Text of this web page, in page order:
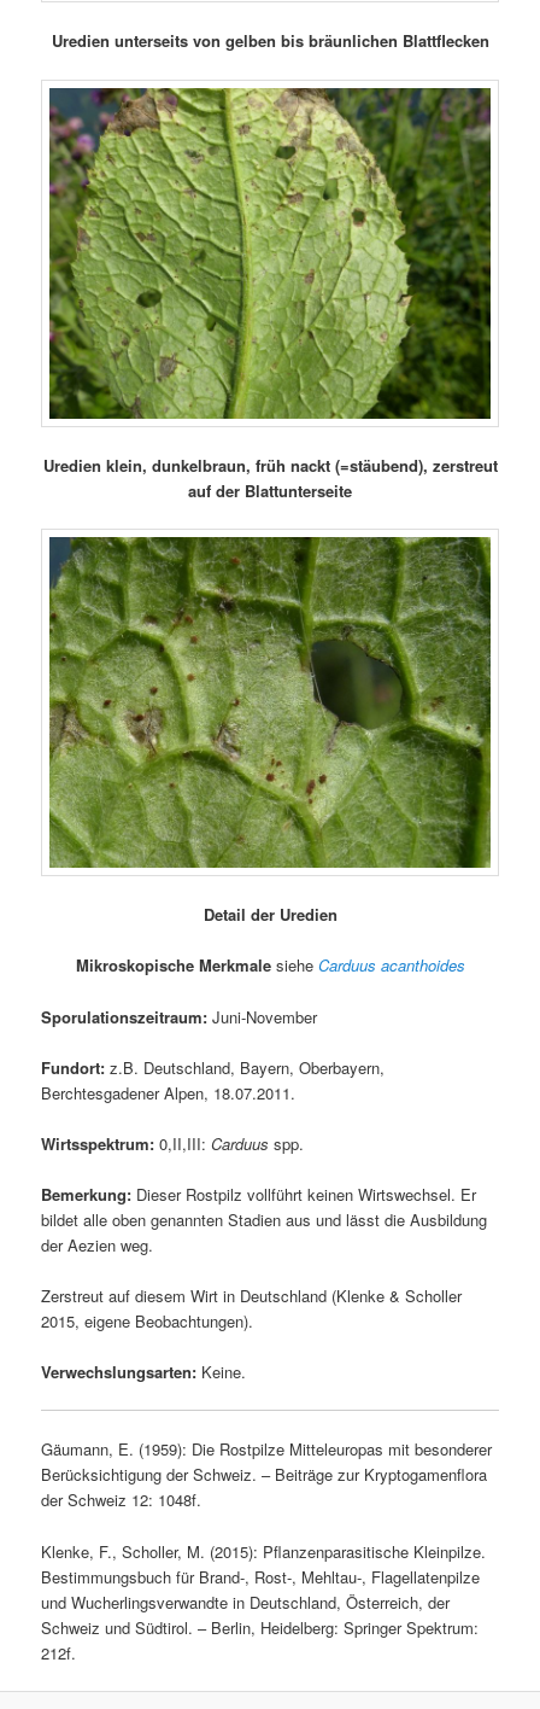
Uredien unterseits von gelben bis bräunlichen Blattflecken
Uredien klein, dunkelbraun, früh nackt (=stäubend), zerstreut
auf der Blattunterseite
Detail der Uredien
Mikroskopische Merkmale siehe Carduus acanthoides
Sporulationszeitraum: Juni-November
Fundort: z.B. Deutschland, Bayern, Oberbayern,
Berchtesgadener Alpen, 18.07.2011.
Wirtsspektrum:0,II,III:Carduusspp.
Bemerkung: Dieser Rostpilz vollführt keinen Wirtswechsel. Er
bildet alle oben genannten Stadien aus und lässt die Ausbildung
der Aezien weg.
Zerstreut auf diesem Wirt in Deutschland (Klenke & Scholler
2015, eigene Beobachtungen).
Verwechslungsarten: Keine.
Gäumann, E. (1959): Die Rostpilze Mitteleuropas mit besonderer
Berücksichtigung der Schweiz. – Beiträge zur Kryptogamenflora
der Schweiz 12: 1048f.
Klenke, F., Scholler, M. (2015): Pflanzenparasitische Kleinpilze.
Bestimmungsbuch für Brand-, Rost-, Mehltau-, Flagellatenpilze
und Wucherlingsverwandte in Deutschland, Österreich, der
Schweiz und Südtirol. – Berlin, Heidelberg: Springer Spektrum:
212f.